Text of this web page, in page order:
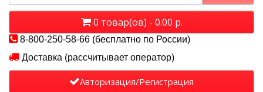
0 товар(ов) - 0.00 р.
8-800-250-58-66 (бесплатно по России)
Доставка (рассчитывает оператор)
Авторизация/Регистрация